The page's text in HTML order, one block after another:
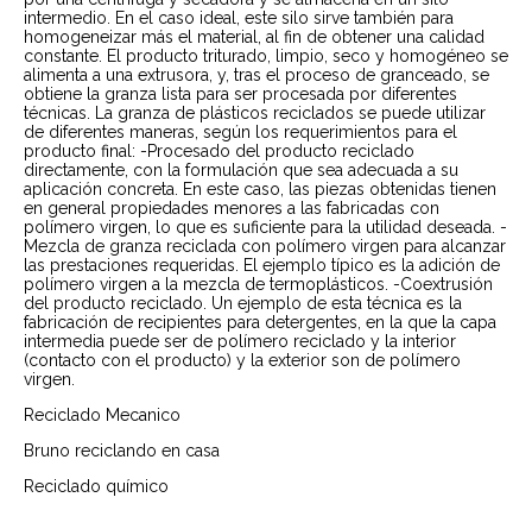
intermedio. En el caso ideal, este silo sirve también para
homogeneizar más el material, al fin de obtener una calidad
constante. El producto triturado, limpio, seco y homogéneo se
alimenta a una extrusora, y, tras el proceso de granceado, se
obtiene la granza lista para ser procesada por diferentes
técnicas. La granza de plásticos reciclados se puede utilizar
de diferentes maneras, según los requerimientos para el
producto final: -Procesado del producto reciclado
directamente, con la formulación que sea adecuada a su
aplicación concreta. En este caso, las piezas obtenidas tienen
en general propiedades menores a las fabricadas con
polímero virgen, lo que es suficiente para la utilidad deseada. -
Mezcla de granza reciclada con polímero virgen para alcanzar
las prestaciones requeridas. El ejemplo típico es la adición de
polímero virgen a la mezcla de termoplásticos. -Coextrusión
del producto reciclado. Un ejemplo de esta técnica es la
fabricación de recipientes para detergentes, en la que la capa
intermedia puede ser de polímero reciclado y la interior
(contacto con el producto) y la exterior son de polímero
virgen.
Reciclado Mecanico
Bruno reciclando en casa
Reciclado químico